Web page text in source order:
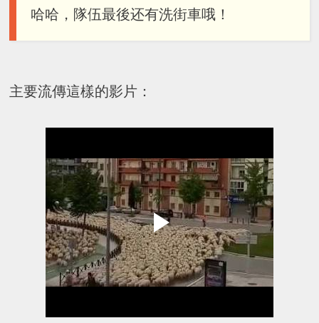
哈哈，隊伍最後还有洗街車哦！
主要流傳這樣的影片：